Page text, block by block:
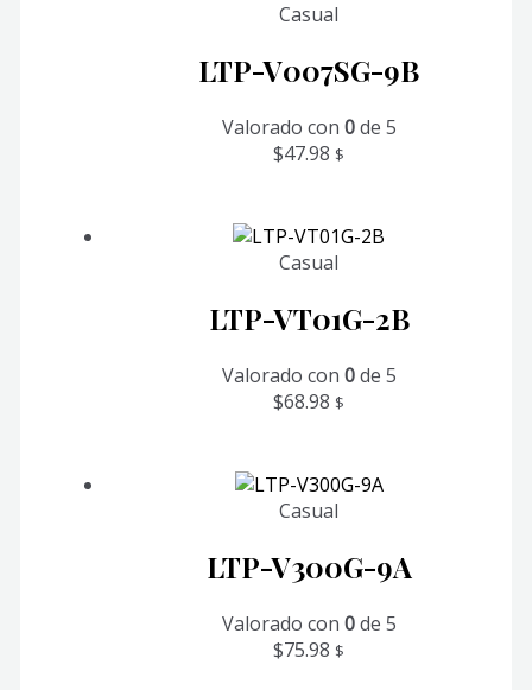
Casual
LTP-V007SG-9B
Valorado con 0de 5
$47.98 $
Casual
LTP-VT01G-2B
Valorado con 0de 5
$68.98 $
Casual
LTP-V300G-9A
Valorado con 0de 5
$75.98 $